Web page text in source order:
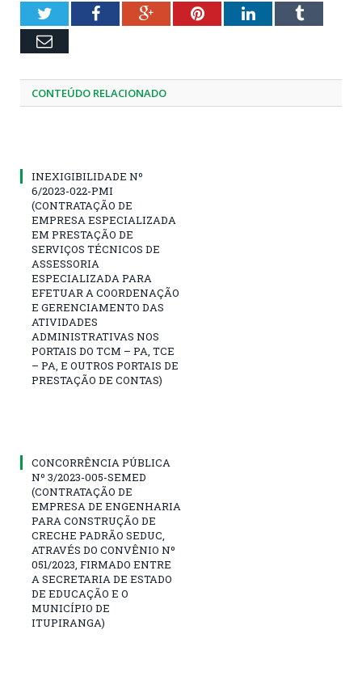
TwitterFacebookGoogle+PinterestLinkedInTumblr
Email
CONTEÚDO RELACIONADO
INEXIGIBILIDADE Nº
6/2023-022-PMI
(CONTRATAÇÃO DE
EMPRESA ESPECIALIZADA
EM PRESTAÇÃO DE
SERVIÇOS TÉCNICOS DE
ASSESSORIA
ESPECIALIZADA PARA
EFETUAR A COORDENAÇÃO
E GERENCIAMENTO DAS
ATIVIDADES
ADMINISTRATIVAS NOS
PORTAIS DO TCM – PA, TCE
– PA, E OUTROS PORTAIS DE
PRESTAÇÃO DE CONTAS)
CONCORRÊNCIA PÚBLICA
Nº 3/2023-005-SEMED
(CONTRATAÇÃO DE
EMPRESA DE ENGENHARIA
PARA CONSTRUÇÃO DE
CRECHE PADRÃO SEDUC,
ATRAVÉS DO CONVÊNIO Nº
051/2023, FIRMADO ENTRE
A SECRETARIA DE ESTADO
DE EDUCAÇÃO E O
MUNICÍPIO DE
ITUPIRANGA)